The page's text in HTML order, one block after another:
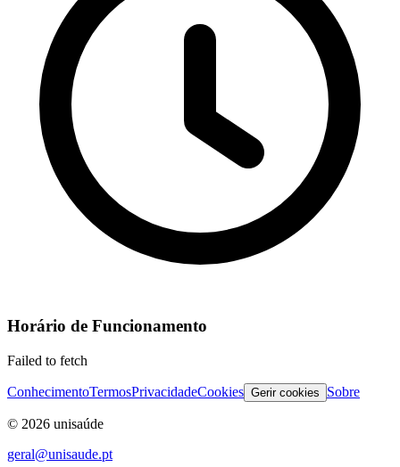
Horário de Funcionamento
Failed to fetch
ConhecimentoTermosPrivacidadeCookies Gerir cookies Sobre
© 2026 unisaúde
geral@unisaude.pt